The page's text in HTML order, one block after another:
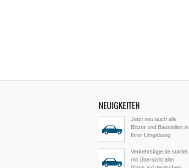
NEUIGKEITEN
Jetzt neu auch alle
Blitzer und Baustellen in
Ihrer Umgebung
Verkehrslage.de startet
mit Übersicht aller